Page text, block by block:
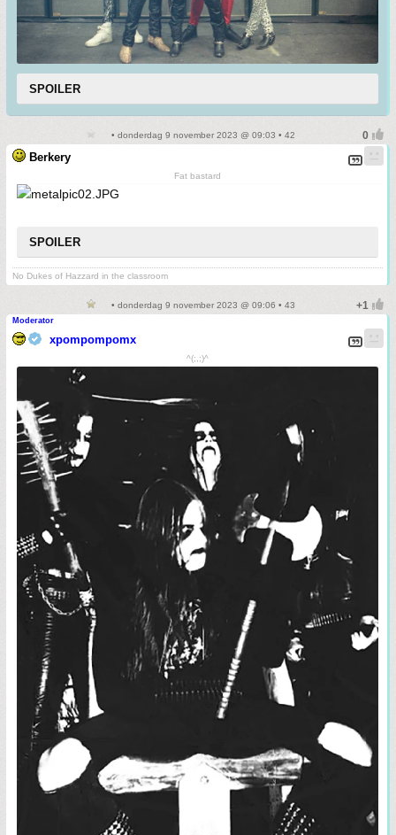
SPOILER
• donderdag 9 november 2023 @ 09:03 • 42
Berkery
Fat bastard
SPOILER
No Dukes of Hazzard in the classroom
• donderdag 9 november 2023 @ 09:06 • 43
Moderator
xpompompomx
^(;,;)^